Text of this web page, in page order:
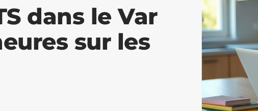
dans le Var
sur les